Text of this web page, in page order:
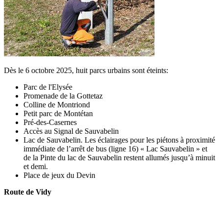
Dès le 6 octobre 2025, huit parcs urbains sont éteints:
Parc de l'Elysée
Promenade de la Gottetaz
Colline de Montriond
Petit parc de Montétan
Pré-des-Casernes
Accès au Signal de Sauvabelin
Lac de Sauvabelin. Les éclairages pour les piétons à proximité
immédiate de l’arrêt de bus (ligne 16) « Lac Sauvabelin » et
de la Pinte du lac de Sauvabelin restent allumés jusqu’à minuit
et demi.
Place de jeux du Devin
Route de Vidy